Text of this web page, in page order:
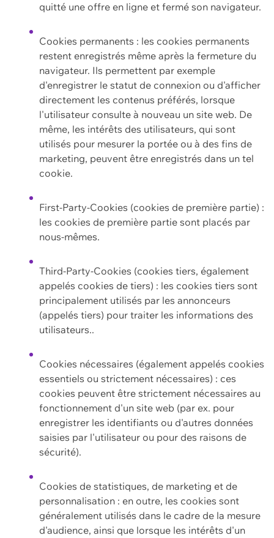
quitté une offre en ligne et fermé son navigateur.
Cookies permanents : les cookies permanents
restent enregistrés même après la fermeture du
navigateur. Ils permettent par exemple
d'enregistrer le statut de connexion ou d'afficher
directement les contenus préférés, lorsque
l'utilisateur consulte à nouveau un site web. De
même, les intérêts des utilisateurs, qui sont
utilisés pour mesurer la portée ou à des fins de
marketing, peuvent être enregistrés dans un tel
cookie.
First-Party-Cookies (cookies de première partie) :
les cookies de première partie sont placés par
nous-mêmes.
Third-Party-Cookies (cookies tiers, également
appelés cookies de tiers) : les cookies tiers sont
principalement utilisés par les annonceurs
(appelés tiers) pour traiter les informations des
utilisateurs..
Cookies nécessaires (également appelés cookies
essentiels ou strictement nécessaires) : ces
cookies peuvent être strictement nécessaires au
fonctionnement d'un site web (par ex. pour
enregistrer les identifiants ou d'autres données
saisies par l'utilisateur ou pour des raisons de
sécurité).
Cookies de statistiques, de marketing et de
personnalisation : en outre, les cookies sont
généralement utilisés dans le cadre de la mesure
d'audience, ainsi que lorsque les intérêts d'un